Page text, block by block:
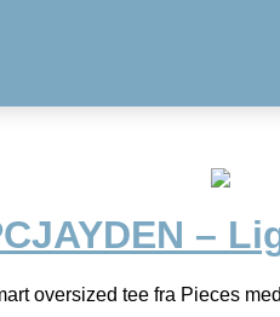
–
oversized tee fra Pieces